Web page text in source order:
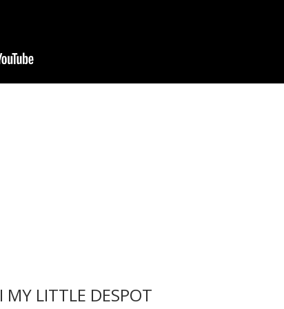
LITTLE DESPOT